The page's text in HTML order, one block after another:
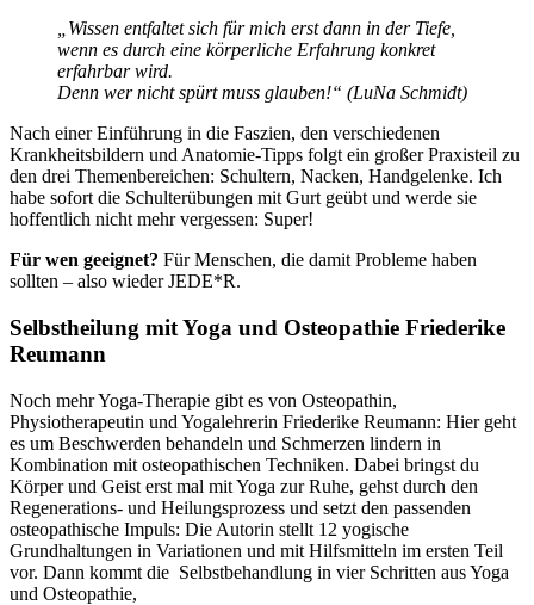
„Wissen entfaltet sich für mich erst dann in der Tiefe,
wenn es durch eine körperliche Erfahrung konkret
erfahrbar wird.
Denn wer nicht spürt muss glauben!“ (LuNa Schmidt)
Nach einer Einführung in die Faszien, den verschiedenen
Krankheitsbildern und Anatomie-Tipps folgt ein großer Praxisteil zu
den drei Themenbereichen: Schultern, Nacken, Handgelenke. Ich
habe sofort die Schulterübungen mit Gurt geübt und werde sie
hoffentlich nicht mehr vergessen: Super!
Für wen geeignet? Für Menschen, die damit Probleme haben
sollten – also wieder JEDE*R.
Selbstheilung mit Yoga und Osteopathie Friederike
Reumann
Noch mehr Yoga-Therapie gibt es von Osteopathin,
Physiotherapeutin und Yogalehrerin Friederike Reumann: Hier geht
es um Beschwerden behandeln und Schmerzen lindern in
Kombination mit osteopathischen Techniken. Dabei bringst du
Körper und Geist erst mal mit Yoga zur Ruhe, gehst durch den
Regenerations- und Heilungsprozess und setzt den passenden
osteopathische Impuls: Die Autorin stellt 12 yogische
Grundhaltungen in Variationen und mit Hilfsmitteln im ersten Teil
vor. Dann kommt die Selbstbehandlung in vier Schritten aus Yoga
und Osteopathie,